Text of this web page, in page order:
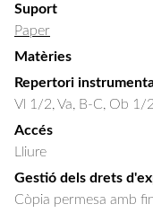
Suport
Paper
Matèries
Repertori
Vl 1/2, Va, B-C, Ob 1/
Accés
Lliure
Gestió dels drets
Còpia permesa amb